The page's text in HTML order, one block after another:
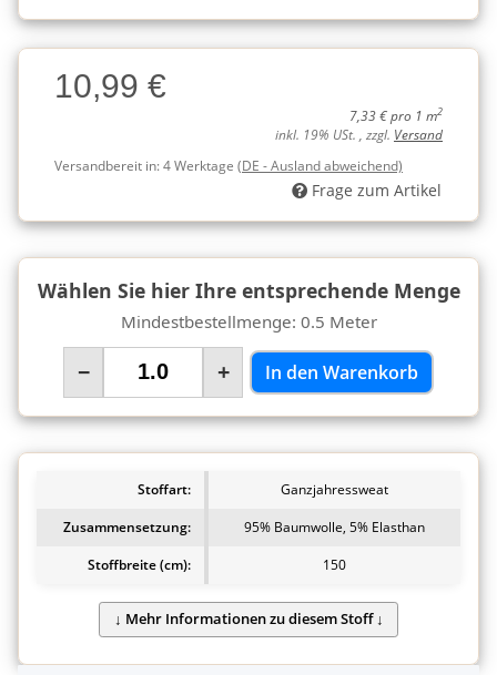
Charge
Charge10,99 €
7,33 € pro 1 m2
inkl. 19% USt. , zzgl. Versand
Versandbereit in:4 Werktage (DE - Ausland abweichend)
Frage zum Artikel
Wählen Sie hier Ihre entsprechende Menge
Mindestbestellmenge: 0.5 Meter
− + In den Warenkorb
Stoffart:
Ganzjahressweat
Zusammensetzung:
95% Baumwolle, 5% Elasthan
Stoffbreite (cm):
150